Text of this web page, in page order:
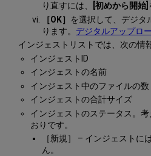
り直すには、
[初めから開始]
［OK］
を選択して、デジタ
ります。 デジタルアップロ
インジェストリストでは、次の情
インジェストID
インジェストの名前
インジェスト中のファイルの数
インジェストの合計サイズ
インジェストのステータス。
おりです。
［新規］ – インジェストに
ん。